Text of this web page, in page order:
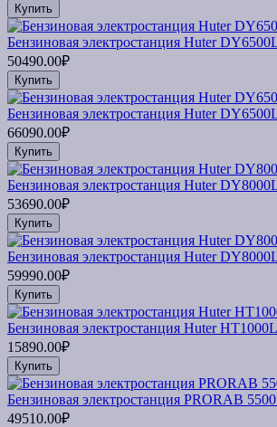
Купить
Бензиновая электростанция Huter
50490.00₽
Купить
Бензиновая электростанция Huter
66090.00₽
Купить
Бензиновая электростанция Huter
53690.00₽
Купить
Бензиновая электростанция Huter
59990.00₽
Купить
Бензиновая электростанция Huter HT1000L
15890.00₽
Купить
Бензиновая электростанция PRORAB
49510.00₽